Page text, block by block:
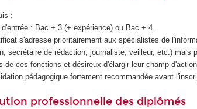
:
d'entrée : Bac + 3 (+ expérience) ou Bac + 4.
s'adresse prioritairement aux spécialistes de
secrétaire de rédaction, journaliste, veilleur, etc.) mais
de ces fonctions et désireux d'élargir leur champ
pédagogique fortement recommandée avant
professionnelle des diplômés